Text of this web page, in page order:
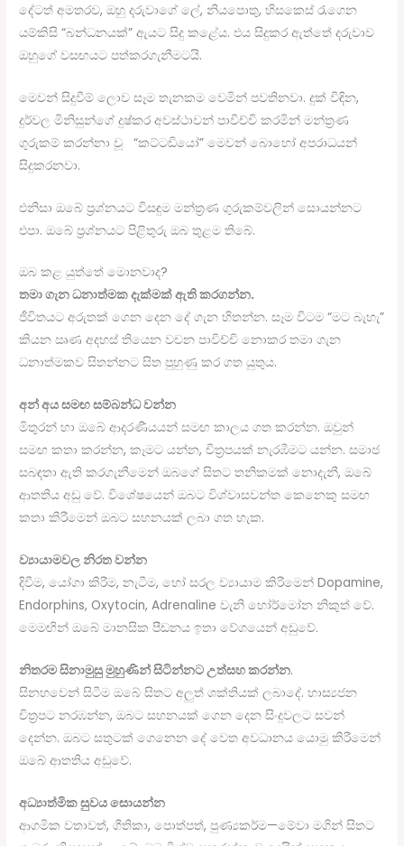
දේටත් අමතරව, ඔහු දරුවාගේ ලේ, නියපොතු, හිසකෙස් රැගෙන
යම්කිසි “බන්ධනයක්” ඇයට සිදු කළේය. එය සිදුකර ඇත්තේ දරුවාව
ඔහුගේ වසඟයට පත්කරගැනීමටයි.
මෙවන් සිදුවීම් ලොව සෑම තැනකම වෙමින් පවතිනවා. දුක් විඳින,
දුර්වල මිනිසුන්ගේ දුෂ්කර අවස්ථාවන් පාවිච්චි කරමින් මන්ත්‍රණ
ගුරුකම් කරන්නා වූ “කට්ටඩියෝ” මෙවන් බොහෝ අපරාධයන්
සිදුකරනවා.
එනිසා ඔබේ ප්‍රශ්නයට විසඳුම මන්ත්‍රණ ගුරුකම්වලින් සොයන්නට
එපා. ඔබේ ප්‍රශ්නයට පිළිතුරු ඔබ තුළම තිබේ.
ඔබ කළ යුත්තේ මොනවාද?
තමා ගැන ධනාත්මක දැක්මක් ඇති කරගන්න.
ජීවිතයට අරුතක් ගෙන දෙන දේ ගැන හිතන්න. සෑම විටම “මට බැහැ”
කියන ඍණ අදහස් තියෙන වචන පාවිච්චි නොකර තමා ගැන
ධනාත්මකව සිතන්නට සිත පුහුණු කර ගත යුතුය.
අන් අය සමඟ සම්බන්ධ වන්න
මිතුරන් හා ඔබේ ආදරණීයයන් සමඟ කාලය ගත කරන්න. ඔවුන්
සමඟ කතා කරන්න, කෑමට යන්න, චිත්‍රපයක් නැරඹීමට යන්න. සමාජ
සබඳතා ඇති කරගැනීමෙන් ඔබගේ සිතට තනිකමක් නොදැනී, ඔබේ
ආතතිය අඩු වේ. විශේෂයෙන් ඔබට විශ්වාසවන්ත කෙනෙකු සමඟ
කතා කිරීමෙන් ඔබට සහනයක් ලබා ගත හැක.
ව්‍යායාමවල නිරත වන්න
දිවීම, යෝගා කිරීම, නැටීම, හෝ සරල ව්‍යායාම කිරීමෙන් Dopamine,
Endorphins, Oxytocin, Adrenaline වැනි හෝර්මෝන නිකුත් වේ.
මෙමඟින් ඔබේ මානසික පීඩනය ඉතා වේගයෙන් අඩුවේ.
නිතරම සිනාමුසු මුහුණින් සිටින්නට උත්සහ කරන්න.
සිනහවෙන් සිටීම ඔබේ සිතට අලුත් ශක්තියක් ලබාදේ. හාස්‍යජන
චිත්‍රපට නරඹන්න, ඔබට සහනයක් ගෙන දෙන සිංදුවලට සවන්
දෙන්න. ඔබට සතුටක් ගෙනෙන දේ වෙත අවධානය යොමු කිරීමෙන්
ඔබේ ආතතිය අඩුවේ.
අධ්‍යාත්මික සුවය සොයන්න
ආගමික වතාවත්, ගීතිකා, පොත්පත්, පුණ්‍යකර්ම—මේවා මගින් සිතට